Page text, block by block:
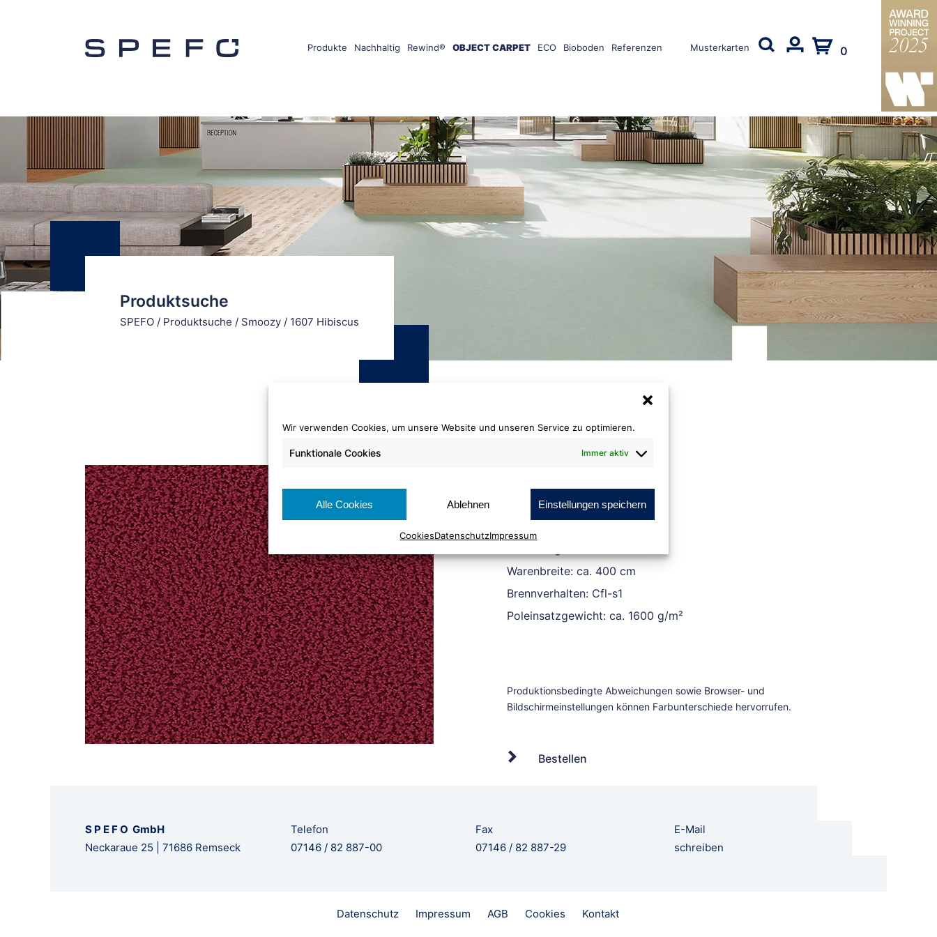
Wir verwenden Cookies, um unsere Website und unseren Service zu optimieren.
Funktionale Cookies Immer aktiv
Alle Cookies Ablehnen Einstellungen speichern
CookiesDatenschutzImpressum
Produkte Nachhaltig Rewind® OBJECT CARPET ECO Bioboden Referenzen Musterkarten 0
Produktsuche
SPEFO / Produktsuche / Smoozy / 1607 Hibiscus
1607 Hibiscus
Warenbreite: ca. 400 cm
Brennverhalten: Cfl-s1
Poleinsatzgewicht: ca. 1600 g/m²
Bestellen
S P E F O GmbH
Neckaraue 25 | 71686 Remseck
Telefon
07146 / 82 887-00
Fax
07146 / 82 887-29
E-Mail
schreiben
Datenschutz Impressum AGB Cookies Kontakt